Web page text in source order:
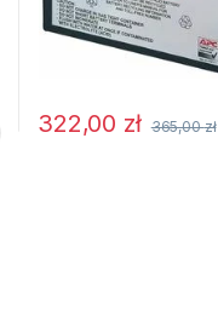
322,00 zł 365,00zł